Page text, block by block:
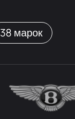
38 марок